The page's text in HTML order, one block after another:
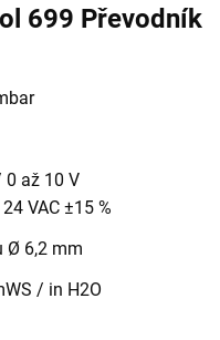
699 Převodník
0 až 10 V
VAC ±15 %
Ø 6,2 mm
/ in H2O